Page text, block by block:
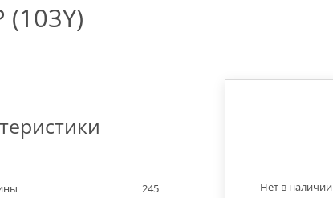
245
Нет в наличии